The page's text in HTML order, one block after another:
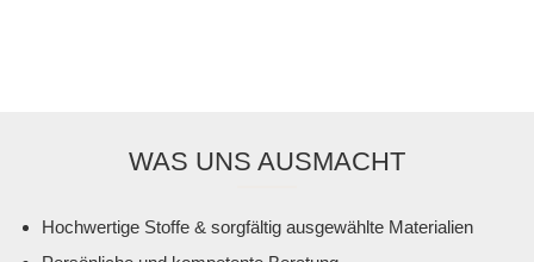
WAS UNS AUSMACHT
Hochwertige Stoffe & sorgfältig ausgewählte Materialien